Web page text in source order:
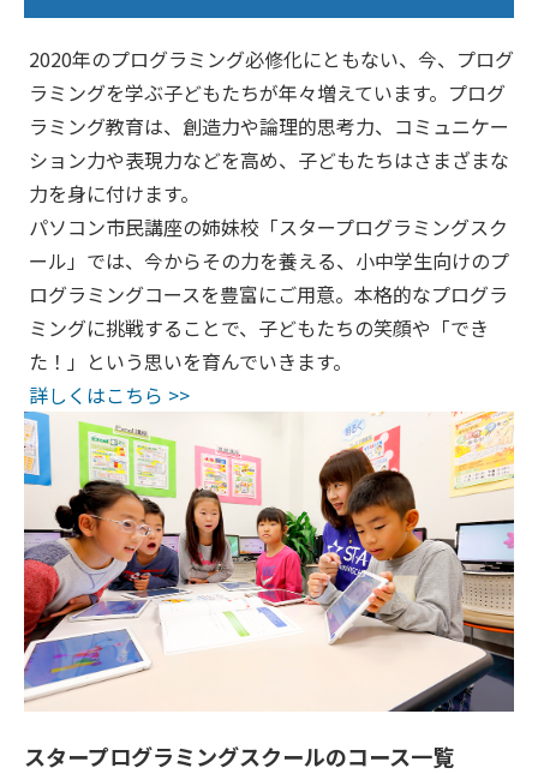
2020年のプログラミング必修化にともない、今、プログ
ラミングを学ぶ子どもたちが年々増えています。プログ
ラミング教育は、創造力や論理的思考力、コミュニケー
ション力や表現力などを高め、子どもたちはさまざまな
力を身に付けます。
パソコン市民講座の姉妹校「スタープログラミングスク
ール」では、今からその力を養える、小中学生向けのプ
ログラミングコースを豊富にご用意。本格的なプログラ
ミングに挑戦することで、子どもたちの笑顔や「でき
た！」という思いを育んでいきます。
詳しくはこちら >>
スタープログラミングスクールのコース一覧